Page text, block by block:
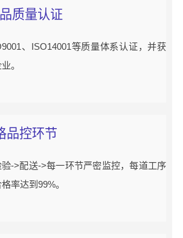
质量认证
、ISO14001等质量体系认证，并获
。
品控环节
->配送->每一环节严密监控，每道工序
率达到99%。